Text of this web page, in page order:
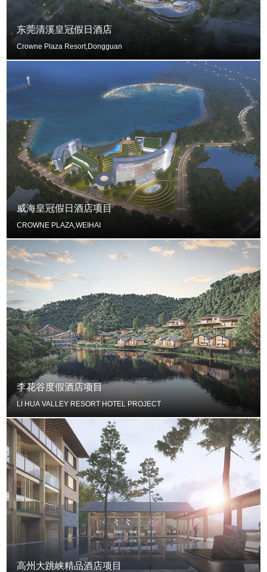
东莞清溪皇冠假日酒店
Crowne Plaza Resort,Dongguan
威海皇冠假日酒店项目
CROWNE PLAZA,WEIHAI
李花谷度假酒店项目
LI HUA VALLEY RESORT HOTEL PROJECT
高州大跳峡精品酒店项目